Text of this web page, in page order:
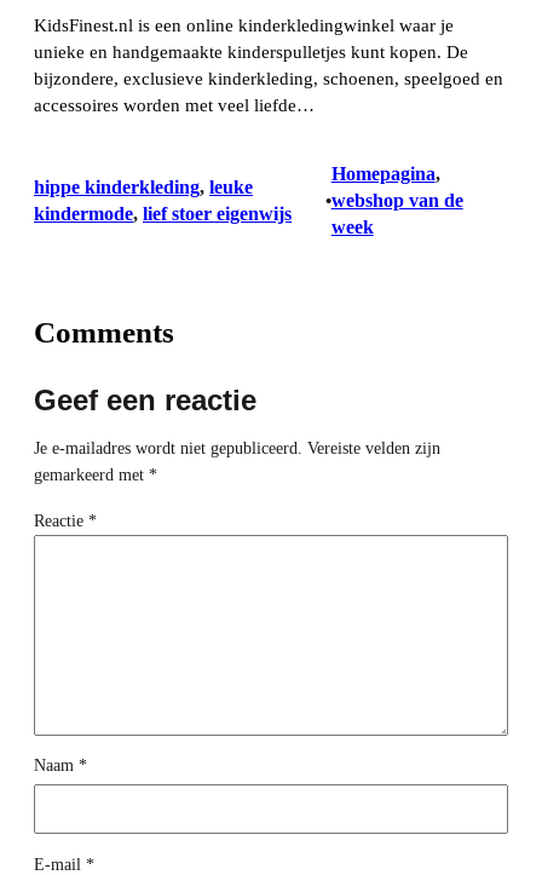
KidsFinest.nl is een online kinderkledingwinkel waar je
unieke en handgemaakte kinderspulletjes kunt kopen. De
bijzondere, exclusieve kinderkleding, schoenen, speelgoed en
accessoires worden met veel liefde…
hippe kinderkleding, leuke
kindermode, lief stoer eigenwijs
•
Homepagina ,
webshop van de
week
Comments
Geef een reactie
Je e-mailadres wordt niet gepubliceerd.
Vereiste velden zijn
gemarkeerd met *
Reactie *
Naam *
E-mail *